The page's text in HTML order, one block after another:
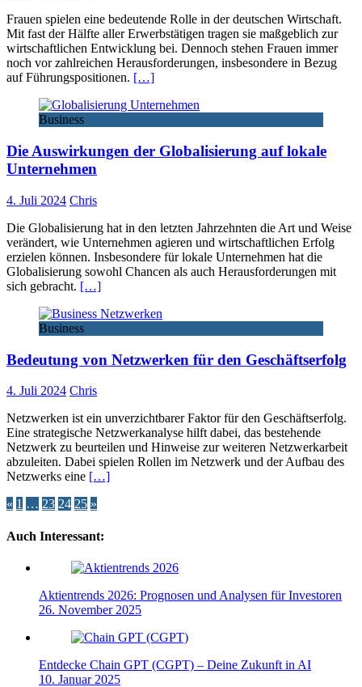
Frauen spielen eine bedeutende Rolle in der deutschen Wirtschaft.
Mit fast der Hälfte aller Erwerbstätigen tragen sie maßgeblich zur
wirtschaftlichen Entwicklung bei. Dennoch stehen Frauen immer
noch vor zahlreichen Herausforderungen, insbesondere in Bezug
auf Führungspositionen. […]
Business
Die Auswirkungen der Globalisierung auf lokale
Unternehmen
4. Juli 2024 Chris
Die Globalisierung hat in den letzten Jahrzehnten die Art und Weise
verändert, wie Unternehmen agieren und wirtschaftlichen Erfolg
erzielen können. Insbesondere für lokale Unternehmen hat die
Globalisierung sowohl Chancen als auch Herausforderungen mit
sich gebracht. […]
Business
Bedeutung von Netzwerken für den Geschäftserfolg
4. Juli 2024 Chris
Netzwerken ist ein unverzichtbarer Faktor für den Geschäftserfolg.
Eine strategische Netzwerkanalyse hilft dabei, das bestehende
Netzwerk zu beurteilen und Hinweise zur weiteren Netzwerkarbeit
abzuleiten. Dabei spielen Rollen im Netzwerk und der Aufbau des
Netzwerks eine […]
Seitennummerierung
der
« 1 … 23 24 25 »
Auch Interessant:
Aktientrends 2026: Prognosen und Analysen für Investoren
26. November 2025
Entdecke Chain GPT (CGPT) – Deine Zukunft in AI
10. Januar 2025